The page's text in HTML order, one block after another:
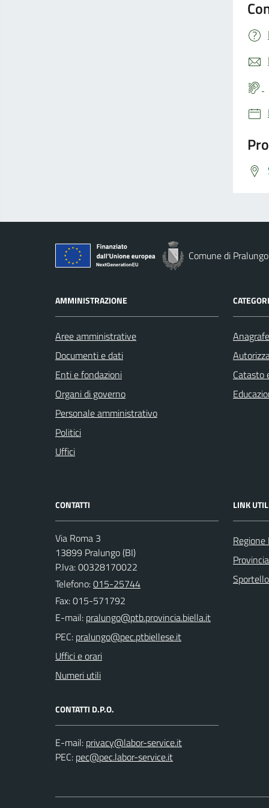
Comune di Pralungo
AMMINISTRAZIONE
Aree amministrative
Documenti e dati
Enti e fondazioni
Organi di governo
Personale amministrativo
Politici
Uffici
Catasto
CONTATTI
Via Roma 3
13899 Pralungo (BI)
P.Iva: 00328170022
Telefono:015-25744
Fax: 015-571792
E-mail:
PEC:
Uffici e orari
Numeri utili
CONTATTI D.P.O.
E-mail:
PEC:
LINK